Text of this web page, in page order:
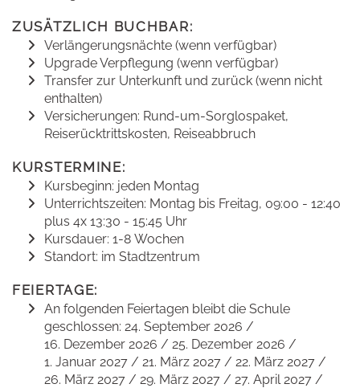
ZUSÄTZLICH BUCHBAR:
Verlängerungsnächte (wenn verfügbar)
Upgrade Verpflegung (wenn verfügbar)
Transfer zur Unterkunft und zurück (wenn nicht
enthalten)
Versicherungen: Rund-um-Sorglospaket,
Reiserücktrittskosten, Reiseabbruch
KURSTERMINE:
Kursbeginn: jeden Montag
Unterrichtszeiten: Montag bis Freitag, 09:00 - 12:40
plus 4x 13:30 - 15:45 Uhr
Kursdauer: 1-8 Wochen
Standort: im Stadtzentrum
FEIERTAGE:
An folgenden Feiertagen bleibt die Schule
geschlossen: 24. September 2026 /
16. Dezember 2026 / 25. Dezember 2026 /
1. Januar 2027 / 21. März 2027 / 22. März 2027 /
26. März 2027 / 29. März 2027 / 27. April 2027 /